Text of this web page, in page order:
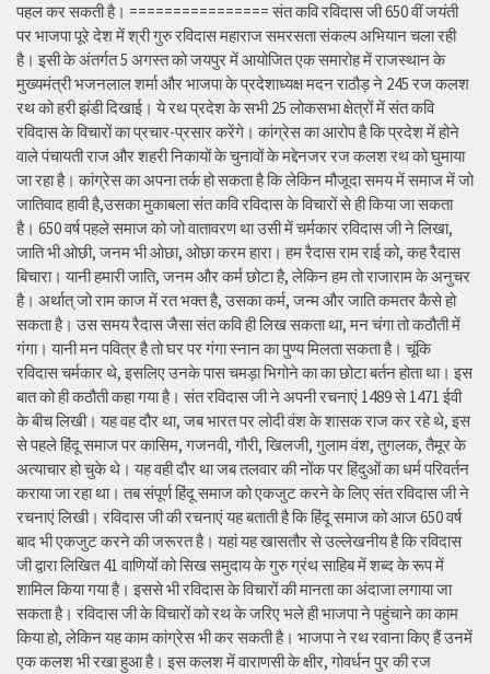
पहल कर सकती है। ================ संत कवि रविदास जी 650 वीं जयंती
पर भाजपा पूरे देश में श्री गुरु रविदास महाराज समरसता संकल्प अभियान चला रही
है। इसी के अंतर्गत 5 अगस्त को जयपुर में आयोजित एक समारोह में राजस्थान के
मुख्यमंत्री भजनलाल शर्मा और भाजपा के प्रदेशाध्यक्ष मदन राठौड़ ने 245 रज कलश
रथ को हरी झंडी दिखाई। ये रथ प्रदेश के सभी 25 लोकसभा क्षेत्रों में संत कवि
रविदास के विचारों का प्रचार-प्रसार करेंगे। कांग्रेस का आरोप है कि प्रदेश में होने
वाले पंचायती राज और शहरी निकायों के चुनावों के मद्देनजर रज कलश रथ को घुमाया
जा रहा है। कांग्रेस का अपना तर्क हो सकता है कि लेकिन मौजूदा समय में समाज में जो
जातिवाद हावी है,उसका मुकाबला संत कवि रविदास के विचारों से ही किया जा सकता
है। 650 वर्ष पहले समाज को जो वातावरण था उसी में चर्मकार रविदास जी ने लिखा,
जाति भी ओछी, जनम भी ओछा, ओछा करम हारा। हम रैदास राम राई को, कह रैदास
बिचारा। यानी हमारी जाति, जनम और कर्म छोटा है, लेकिन हम तो राजाराम के अनुचर
है। अर्थात् जो राम काज में रत भक्त है, उसका कर्म, जन्म और जाति कमतर कैसे हो
सकता है। उस समय रैदास जैसा संत कवि ही लिख सकता था, मन चंगा तो कठौती में
गंगा। यानी मन पवित्र है तो घर पर गंगा स्नान का पुण्य मिलता सकता है। चूंकि
रविदास चर्मकार थे, इसलिए उनके पास चमड़ा भिगोने का का छोटा बर्तन होता था। इस
बात को ही कठौती कहा गया है। संत रविदास जी ने अपनी रचनाएं 1489 से 1471 ईवी
के बीच लिखी। यह वह दौर था, जब भारत पर लोदी वंश के शासक राज कर रहे थे, इस
से पहले हिंदू समाज पर कासिम, गजनवी, गौरी, खिलजी, गुलाम वंश, तुगलक, तैमूर के
अत्याचार हो चुके थे। यह वही दौर था जब तलवार की नोंक पर हिंदुओं का धर्म परिवर्तन
कराया जा रहा था। तब संपूर्ण हिंदू समाज को एकजुट करने के लिए संत रविदास जी ने
रचनाएं लिखी। रविदास जी की रचनाएं यह बताती है कि हिंदू समाज को आज 650 वर्ष
बाद भी एकजुट करने की जरूरत है। यहां यह खासतौर से उल्लेखनीय है कि रविदास
जी द्वारा लिखित 41 वाणियोंं को सिख समुदाय के गुरु ग्रंथ साहिब में शब्द के रूप में
शामिल किया गया है। इससे भी रविदास के विचारों की मानता का अंदाजा लगाया जा
सकता है। रविदास जी के विचारों को रथ के जरिए भले ही भाजपा ने पहुंचाने का काम
किया हो, लेकिन यह काम कांग्रेस भी कर सकती है। भाजपा ने रथ रवाना किए हैं उनमें
एक कलश भी रखा हुआ है। इस कलश में वाराणसी के क्षीर, गोवर्धन पुर की रज